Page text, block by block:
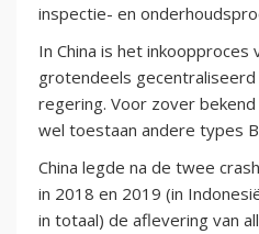
inspectie- en
In China is het
grotendeels
regering. Voor zover
wel toestaan andere types
China legde na de twee
in 2018 en 2019 (in
in totaal) de aflevering van